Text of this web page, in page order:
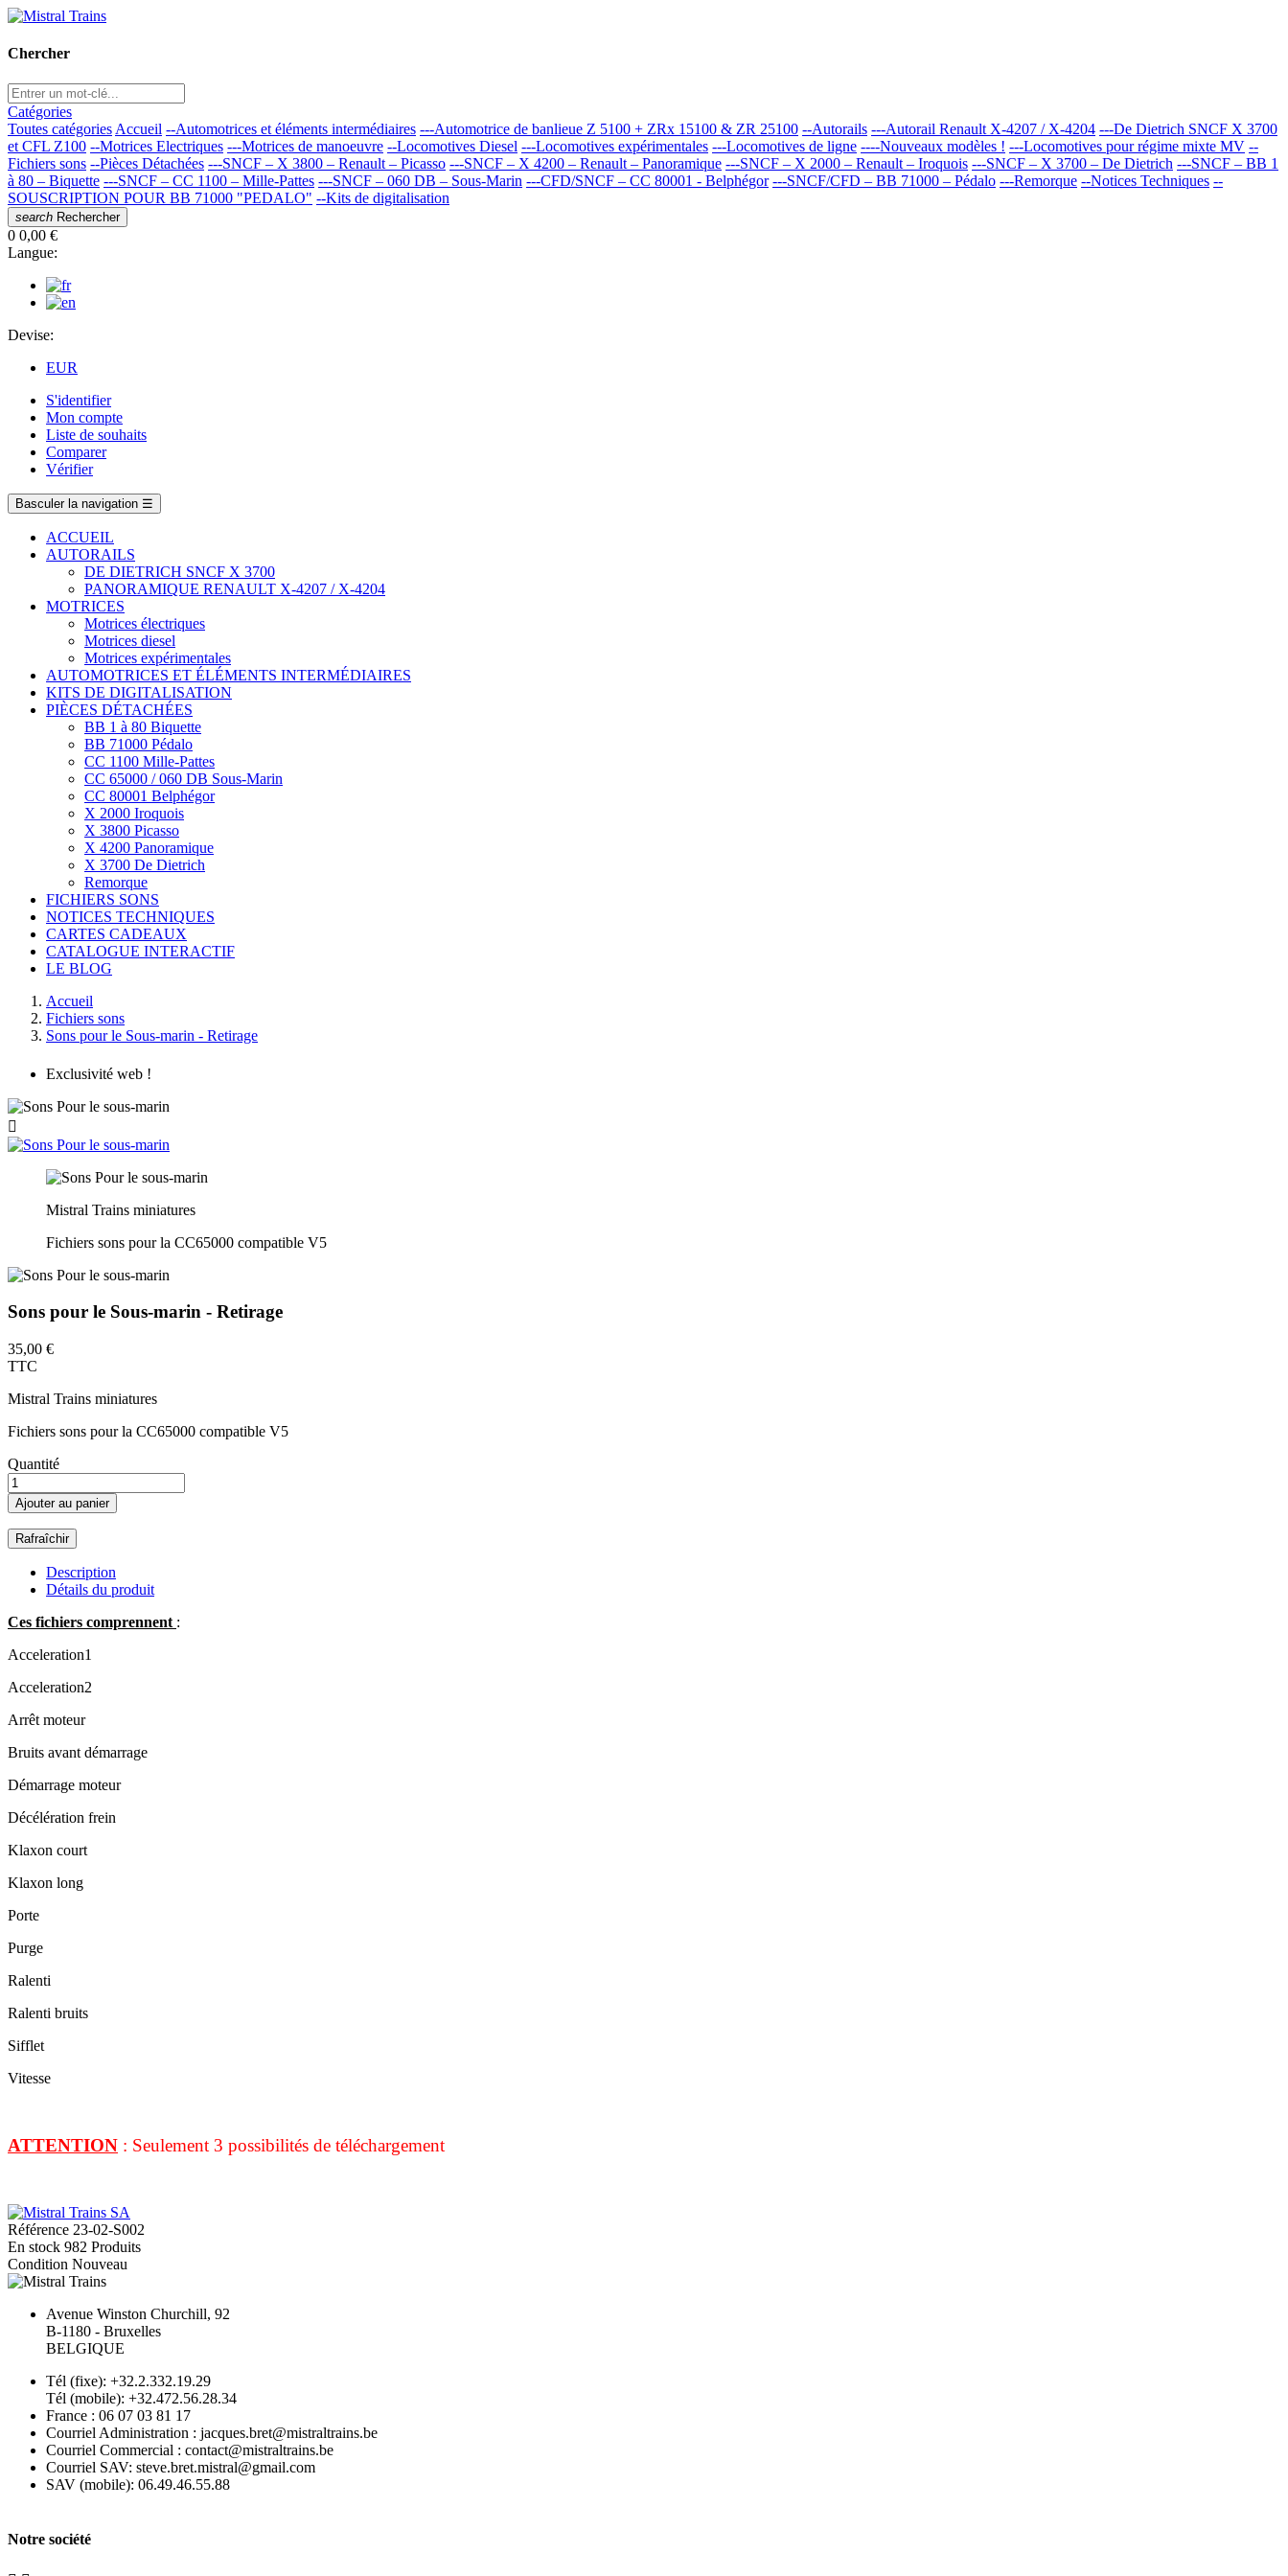
Chercher
Catégories
Toutes catégories Accueil --Automotrices et éléments intermédiaires ---Automotrice de banlieue Z 5100 + ZRx 15100 & ZR 25100 --Autorails ---Autorail Renault X-4207 / X-4204 ---De Dietrich SNCF X 3700
et CFL Z100 --Motrices Electriques ---Motrices de manoeuvre --Locomotives Diesel ---Locomotives expérimentales ---Locomotives de ligne ----Nouveaux modèles ! ---Locomotives pour régime mixte MV --
Fichiers sons --Pièces Détachées ---SNCF – X 3800 – Renault – Picasso ---SNCF – X 4200 – Renault – Panoramique ---SNCF – X 2000 – Renault – Iroquois ---SNCF – X 3700 – De Dietrich ---SNCF – BB 1
à 80 – Biquette ---SNCF – CC 1100 – Mille-Pattes ---SNCF – 060 DB – Sous-Marin ---CFD/SNCF – CC 80001 - Belphégor ---SNCF/CFD – BB 71000 – Pédalo ---Remorque --Notices Techniques --
SOUSCRIPTION POUR BB 71000 "PEDALO" --Kits de digitalisation
search Rechercher
0 0,00 €
Langue:
Devise:
EUR
S'identifier
Mon compte
Liste de souhaits
Comparer
Vérifier
Basculer la navigation ☰
ACCUEIL
AUTORAILS
DE DIETRICH SNCF X 3700
PANORAMIQUE RENAULT X-4207 / X-4204
MOTRICES
Motrices électriques
Motrices diesel
Motrices expérimentales
AUTOMOTRICES ET ÉLÉMENTS INTERMÉDIAIRES
KITS DE DIGITALISATION
PIÈCES DÉTACHÉES
BB 1 à 80 Biquette
BB 71000 Pédalo
CC 1100 Mille-Pattes
CC 65000 / 060 DB Sous-Marin
CC 80001 Belphégor
X 2000 Iroquois
X 3800 Picasso
X 4200 Panoramique
X 3700 De Dietrich
Remorque
FICHIERS SONS
NOTICES TECHNIQUES
CARTES CADEAUX
CATALOGUE INTERACTIF
LE BLOG
Accueil
Fichiers sons
Sons pour le Sous-marin - Retirage
Exclusivité web !

Mistral Trains miniatures
Fichiers sons pour la CC65000 compatible V5
Sons pour le Sous-marin - Retirage
35,00 €
TTC
Mistral Trains miniatures
Fichiers sons pour la CC65000 compatible V5
Quantité
Ajouter au panier
Description
Détails du produit
Ces fichiers comprennent :
Acceleration1
Acceleration2
Arrêt moteur
Bruits avant démarrage
Démarrage moteur
Décélération frein
Klaxon court
Klaxon long
Porte
Purge
Ralenti
Ralenti bruits
Sifflet
Vitesse
ATTENTION : Seulement 3 possibilités de téléchargement
Référence 23-02-S002
En stock 982 Produits
Condition Nouveau
Avenue Winston Churchill, 92
B-1180 - Bruxelles
BELGIQUE
Tél (fixe): +32.2.332.19.29
Tél (mobile): +32.472.56.28.34
France : 06 07 03 81 17
Courriel Administration : jacques.bret@mistraltrains.be
Courriel Commercial : contact@mistraltrains.be
Courriel SAV: steve.bret.mistral@gmail.com
SAV (mobile): 06.49.46.55.88
Notre société